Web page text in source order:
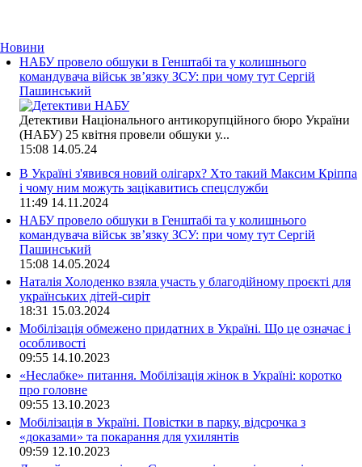
Новини
НАБУ провело обшуки в Генштабі та у колишнього
командувача військ зв’язку ЗСУ: при чому тут Сергій
Пашинський
Детективи Національного антикорупційного бюро України
(НАБУ) 25 квітня провели обшуки у...
15:08 14.05.24
В Україні з'явився новий олігарх? Хто такий Максим Кріппа
і чому ним можуть зацікавитись спецслужби
11:49 14.11.2024
НАБУ провело обшуки в Генштабі та у колишнього
командувача військ зв’язку ЗСУ: при чому тут Сергій
Пашинський
15:08 14.05.2024
Наталія Холоденко взяла участь у благодійному проєкті для
українських дітей-сиріт
18:31 15.03.2024
Мобілізація обмежено придатних в Україні. Що це означає і
особливості
09:55 14.10.2023
«Неслабке» питання. Мобілізація жінок в Україні: коротко
про головне
09:55 13.10.2023
Мобілізація в Україні. Повістки в парку, відсрочка з
«доказами» та покарання для ухилянтів
09:59 12.10.2023